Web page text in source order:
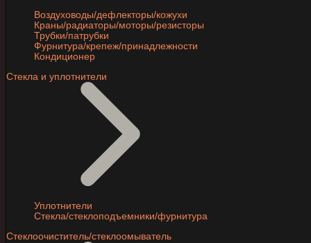
Воздуховоды/дефлекторы/кожухи
Краны/радиаторы/моторы/резисторы
Трубки/патрубки
Фурнитура/крепеж/принадлежности
Кондиционер
Стекла и уплотнители
Уплотнители
Стекла/стеклоподъемники/фурнитура
Стеклоочиститель/стеклоомыватель